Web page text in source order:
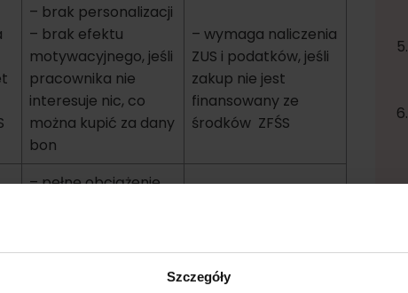
Szczegóły
– brak personalizacji
– brak efektu
motywacyjnego, jeśli
pracownika nie
interesuje nic, co
można kupić za dany
bon
– wymaga naliczenia
ZUS i podatków, jeśli
zakup nie jest
finansowany ze
środków ZFŚS
– pełne obciążenie
– mniejszy efekt
opodatkowanie jak
składnik wypłaty